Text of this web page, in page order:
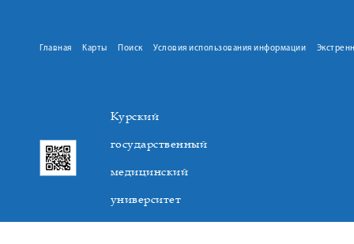
Главная Карты Поиск Условия использования информации
Курский
государственный
медицинский
университет